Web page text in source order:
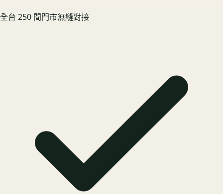
全台 250 間門市無縫對接